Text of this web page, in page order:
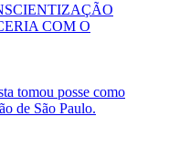
COM O
tomou posse como
de São Paulo.